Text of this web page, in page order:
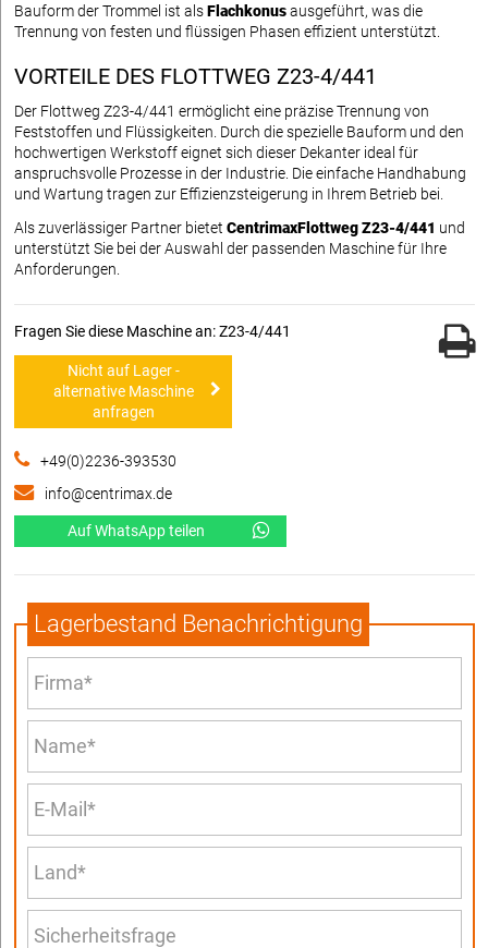
Bauform der Trommel ist alsFlachkonusausgeführt, was die
Trennung von festen und flüssigen Phasen effizient unterstützt.
VORTEILE DES FLOTTWEG Z23-4/441
Der Flottweg Z23-4/441 ermöglicht eine präzise Trennung von
Feststoffen und Flüssigkeiten. Durch die spezielle Bauform und den
hochwertigen Werkstoff eignet sich dieser Dekanter ideal für
anspruchsvolle Prozesse in der Industrie. Die einfache Handhabung
und Wartung tragen zur Effizienzsteigerung in Ihrem Betrieb bei.
Als zuverlässiger Partner bietet CentrimaxFlottweg Z23-4/441 und
unterstützt Sie bei der Auswahl der passenden Maschine für Ihre
Anforderungen.
Fragen Sie diese Maschine an: Z23-4/441
Nicht auf Lager -
alternative Maschine
anfragen
+49(0)2236-393530
info@centrimax.de
Auf WhatsApp teilen
Lagerbestand Benachrichtigung